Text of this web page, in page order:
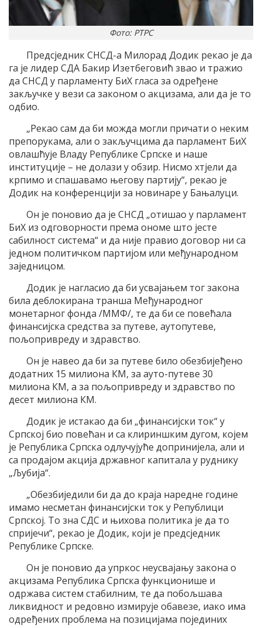
Фото: РТРС
Предсједник СНСД-а Милорад Додик рекао је да
га је лидер СДА Бакир Изетбеговић звао и тражио
да СНСД у парламенту БиХ гласа за одређене
закључке у вези са законом о акцизама, али да је то
одбио.
„Рекао сам да би можда могли причати о неким
препорукама, али о закључцима да парламент БиХ
овлашћује Владу Републике Српске и наше
институције – не долази у обзир. Нисмо хтјели да
крпимо и спашавамо његову партију“, рекао је
Додик на конференцији за новинаре у Бањалуци.
Он је поновио да је СНСД „отишао у парламент
БиХ из одговорности према ономе што јесте
сабилност система“ и да није правио договор ни са
једном политичком партијом или међународном
заједницом.
Додик је нагласио да би усвајањем тог закона
била деблокирана транша Међународног
монетарног фонда /ММФ/, те да би се повећала
финансијска средства за путеве, аутопутеве,
пољопривреду и здравство.
Он је навео да би за путеве било обезбијеђено
додатних 15 милиона КМ, за ауто-путеве 30
милиона КМ, а за пољопривреду и здравство по
десет милиона КМ.
Додик је истакао да би „финансијски ток“ у
Српској био повећан и са клириншким дугом, којем
је Република Српска одлучујуће допринијела, али и
са продајом акција државног капитала у руднику
„Љубија“.
„Обезбиједили би да до краја наредне године
имамо несметан финансијски ток у Републици
Српској. То зна СДС и њихова политика је да то
спријечи“, рекао је Додик, који је предсједник
Републике Српске.
Он је поновио да упркос неусвајању закона о
акцизама Република Српска функционише и
одржава систем стабилним, те да побољшава
ликвидност и редовно измирује обавезе, иако има
одређених проблема на позицијама појединих